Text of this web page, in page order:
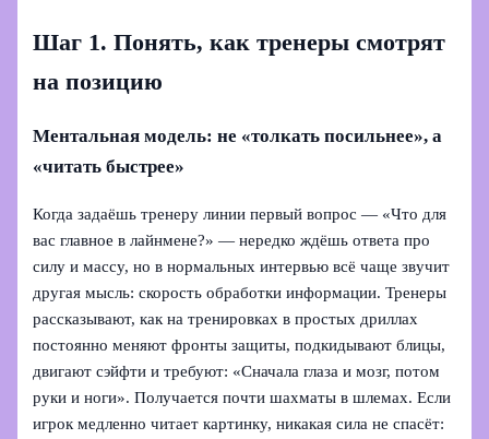
Шаг 1. Понять, как тренеры смотрят
на позицию
Ментальная модель: не «толкать посильнее», а
«читать быстрее»
Когда задаёшь тренеру линии первый вопрос — «Что для
вас главное в лайнмене?» — нередко ждёшь ответа про
силу и массу, но в нормальных интервью всё чаще звучит
другая мысль: скорость обработки информации. Тренеры
рассказывают, как на тренировках в простых дриллах
постоянно меняют фронты защиты, подкидывают блицы,
двигают сэйфти и требуют: «Сначала глаза и мозг, потом
руки и ноги». Получается почти шахматы в шлемах. Если
игрок медленно читает картинку, никакая сила не спасёт: